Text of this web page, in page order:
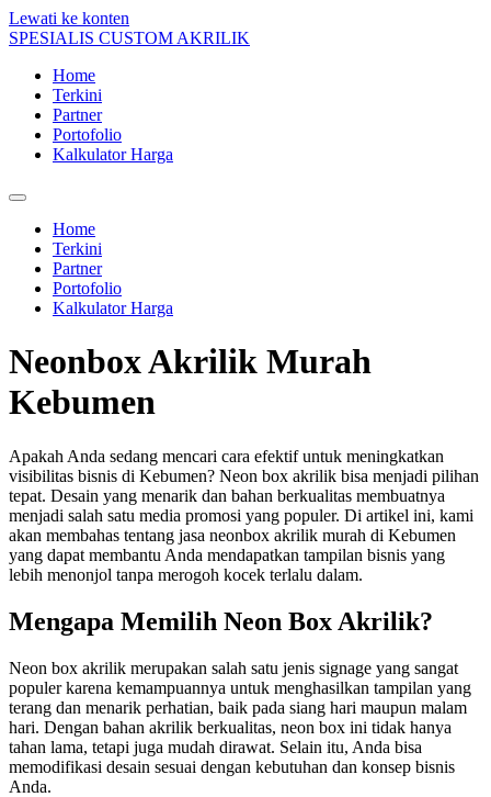
Lewati ke konten
SPESIALIS CUSTOM AKRILIK
Home
Terkini
Partner
Portofolio
Kalkulator Harga
Home
Terkini
Partner
Portofolio
Kalkulator Harga
Neonbox Akrilik Murah
Kebumen
Apakah Anda sedang mencari cara efektif untuk meningkatkan
visibilitas bisnis di Kebumen? Neon box akrilik bisa menjadi pilihan
tepat. Desain yang menarik dan bahan berkualitas membuatnya
menjadi salah satu media promosi yang populer. Di artikel ini, kami
akan membahas tentang jasa neonbox akrilik murah di Kebumen
yang dapat membantu Anda mendapatkan tampilan bisnis yang
lebih menonjol tanpa merogoh kocek terlalu dalam.
Mengapa Memilih Neon Box Akrilik?
Neon box akrilik merupakan salah satu jenis signage yang sangat
populer karena kemampuannya untuk menghasilkan tampilan yang
terang dan menarik perhatian, baik pada siang hari maupun malam
hari. Dengan bahan akrilik berkualitas, neon box ini tidak hanya
tahan lama, tetapi juga mudah dirawat. Selain itu, Anda bisa
memodifikasi desain sesuai dengan kebutuhan dan konsep bisnis
Anda.